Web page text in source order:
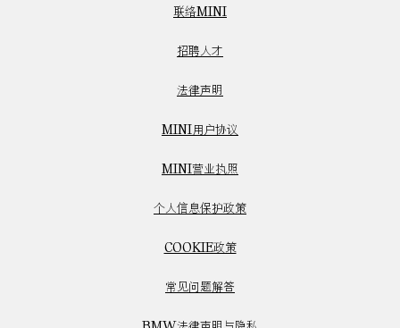
联络MINI
招聘人才
法律声明
MINI用户协议
MINI营业执照
个人信息保护政策
COOKIE政策
常见问题解答